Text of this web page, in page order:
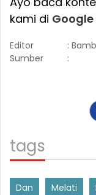
kami di Google
Editor
:
Sumber
:
tags
Dan Melati